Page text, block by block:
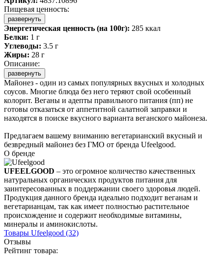
Пищевая ценность:
развернуть
Энергетическая ценность (на 100г): 285 ккал
Белки: 1 г
Углеводы: 3.5 г
Жиры: 28 г
Описание:
развернуть
Майонез - один из самых популярных вкусных и холодных
соусов. Многие блюда без него теряют свой особенный
колорит. Веганы и адепты правильного питания (пп) не
готовы отказаться от аппетитной салатной заправки и
находятся в поиске вкусного варианта веганского майонеза.
Предлагаем вашему вниманию вегетарианский вкусный и
безвредный майонез без ГМО от бренда Ufeelgood.
О бренде
UFEELGOOD – это огромное количество качественных
натуральных органических продуктов питания для
заинтересованных в поддержании своего здоровья людей.
Продукция данного бренда идеально подходит веганам и
вегетарианцам, так как имеет полностью растительное
происхождение и содержит необходимые витамины,
минералы и аминокислоты.
Товары Ufeelgood (32)
Отзывы
Рейтинг товара: